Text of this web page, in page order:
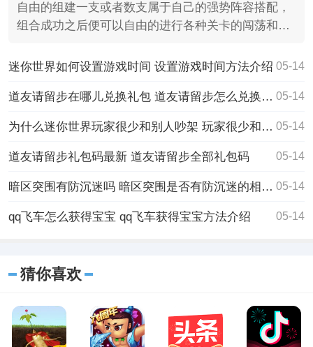
自由的组建一支或者数支属于自己的强势阵容搭配，
组合成功之后便可以自由的进行各种关卡的闯荡和玩
迷你世界如何设置游戏时间 设置游戏时间方法介绍 05-14
道友请留步在哪儿兑换礼包 道友请留步怎么兑换礼包 05-14
为什么迷你世界玩家很少和别人吵架 玩家很少和别人吵架原因揭晓 05-14
道友请留步礼包码最新 道友请留步全部礼包码 05-14
暗区突围有防沉迷吗 暗区突围是否有防沉迷的相关解释 05-14
qq飞车怎么获得宝宝 qq飞车获得宝宝方法介绍 05-14
猜你喜欢